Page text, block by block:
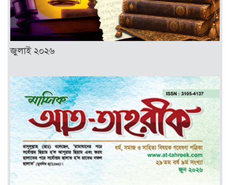
জুলাই ২০২৬